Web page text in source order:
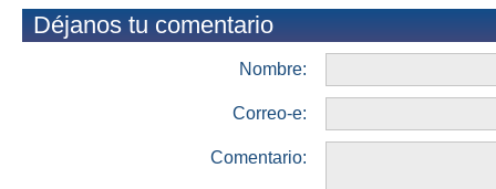
Déjanos tu comentario
Nombre:
Correo-e:
Comentario: